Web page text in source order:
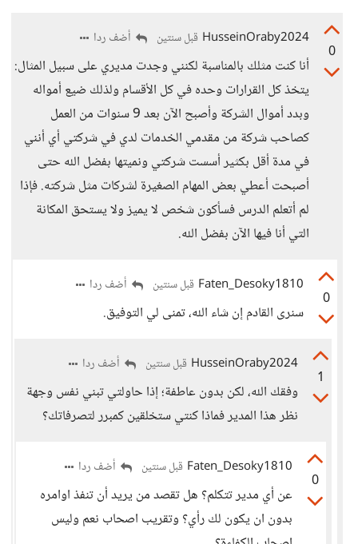
0
HusseinOraby2024 قبل سنتين أضف ردا
أنا كنت مثلك بالمناسبة لكنني وجدت مديري على سبيل المثال:
يتخذ كل القرارات وحده في كل الأقسام ولذلك ضيع أمواله
وبدد أموال الشركة وأصبح الآن بعد 9 سنوات من العمل
كصاحب شركة من مقدمي الخدمات لدي في شركتي أي أنني
في مدة أقل بكثير أسست شركتي ونميتها بفضل الله حتى
أصبحت أعطي بعض المهام الصغيرة لشركات مثل شركته. فإذا
لم أتعلم الدرس فسأكون شخص لا يميز ولا يستحق المكانة
التي أنا فيها الآن بفضل الله.
0
Faten_Desoky1810 قبل سنتين أضف ردا
سنرى القادم إن شاء الله، تمنى لي التوفيق.
1
HusseinOraby2024 قبل سنتين أضف ردا
وفقك الله، لكن بدون عاطفة؛ إذا حاولتي تبني نفس وجهة
نظر هذا المدير فماذا كنتي ستخلقين كمبرر لتصرفاتك؟
0
Faten_Desoky1810 قبل سنتين أضف ردا
عن أي مدير تتكلم؟ هل تقصد من يريد أن تنفذ اوامره
بدون ان يكون لك رأي؟ وتقريب اصحاب نعم وليس